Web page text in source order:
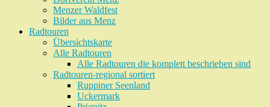
Menzer Waldfest
Bilder aus Menz
Radtouren
Übersichtskarte
Alle Radtouren
Alle Radtouren die komplett beschrieben sind
Radtouren-regional sortiert
Ruppiner Seenland
Uckermark